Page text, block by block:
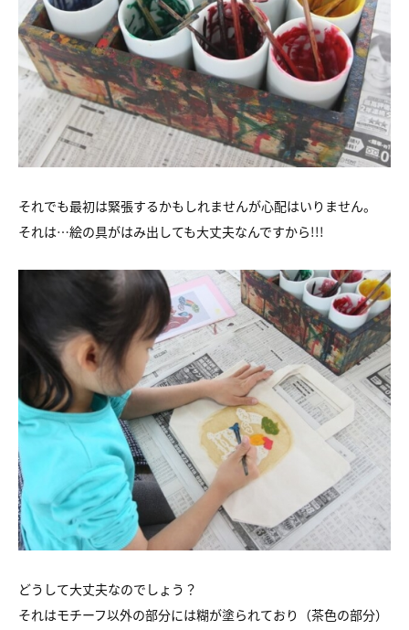
それでも最初は緊張するかもしれませんが心配はいりません。
それは…絵の具がはみ出しても大丈夫なんですから!!!
どうして大丈夫なのでしょう？
それはモチーフ以外の部分には糊が塗られており（茶色の部分）